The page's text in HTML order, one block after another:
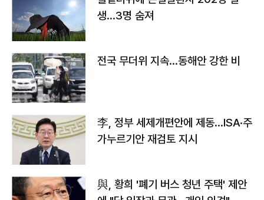
생…3명 숨져
전국 무더위 지속…동해안 강한 비
李, 정부 세제개편안에 제동…ISA·주
가누르기안 재검토 지시
與, 황희 '폐기 버스 청년 주택' 제안